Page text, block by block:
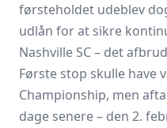
førsteholdet udeblev
udlån for at sikre
Nashville SC – det
Første stop skulle have
Championship, men
dage senere – den 2.